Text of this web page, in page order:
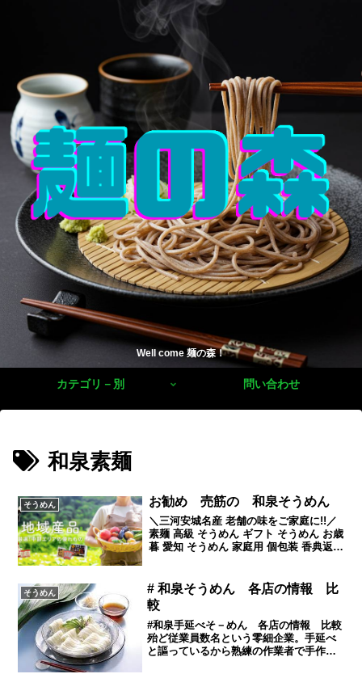
Well come 麺の森！
カテゴリ－別 問い合わせ
和泉素麺
そうめん お勧め 売筋の 和泉そうめん
＼三河安城名産 老舗の味をご家庭に!!／
素麺 高級 そうめん ギフト そうめん お歳
暮 愛知 そうめん 家庭用 個包装 香典返し
出産祝い ご挨拶 贈答 まとめ買い 仕送り
お返し 御礼 地域産品価格：9,990円（税
込、送料無料) (2024/3/7時点)楽天で購入
【ふるさと納税】古式手延 一丈うど
ん・味噌煮込みうどん詰合せ
【1345315】価格：13,000円（税込、送
そうめん
# 和泉そうめん 各店の情報 比
較
#和泉手延べそ－めん 各店の情報 比較
殆ど従業員数名という零細企業。手延べ
と謳っているから熟練の作業者で手作業